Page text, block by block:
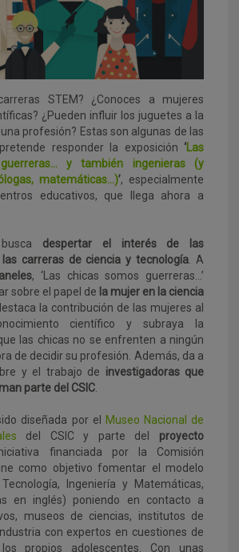
STEM? ¿Conoces a mujeres
¿Pueden influir los juguetes a la
profesión? Estas son algunas de las
responder la exposición ‘Las
y también ingenieras (y
matemáticas…)’, especialmente
educativos, que llega ahora a
despertar el interés de las
carreras de ciencia y tecnología . A
, ‘Las chicas somos guerreras…’
sobre el papel de la mujer en la ciencia
la contribución de las mujeres al
científico y subraya la
las chicas no se enfrenten a ningún
de decidir su profesión. Además, da a
y el trabajo de investigadoras que
parte del CSIC
diseñada por el
Museo Nacional de
del CSIC y parte del proyecto
financiada por la Comisión
como objetivo fomentar el modelo
Ingeniería y Matemáticas,
en inglés) poniendo en contacto a
museos de ciencias, institutos de
con expertos en cuestiones de
propios adolescentes. Con unas